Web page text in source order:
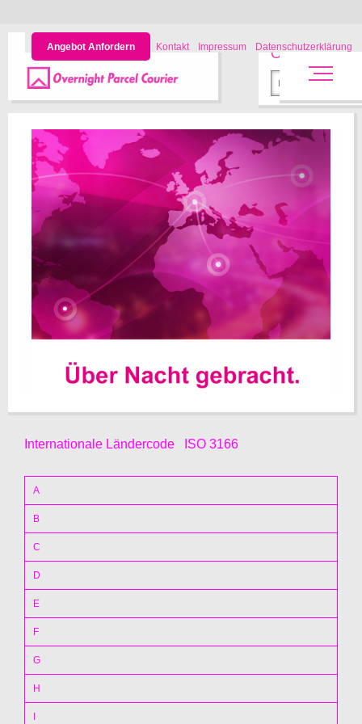
Onlineauftrag
Angebot Anfordern Kontakt Impressum Datenschutzerklärung
Internationale Ländercode ISO 3166
A
B
C
D
E
F
G
H